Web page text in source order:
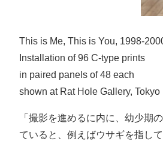
This is Me, This is You, 1998-
Installation of 96 C-type prints
in paired panels of 48 each
shown at Rat Hole Gallery, Tokyo
「撮影を進めるに内に、幼少期
ていると、例えばウサギを指し